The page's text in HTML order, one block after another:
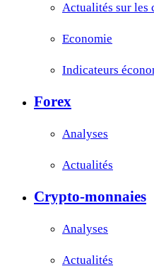
Actualités sur les
Economie
Indicateurs
Forex
Analyses
Actualités
Crypto-monnaies
Analyses
Actualités